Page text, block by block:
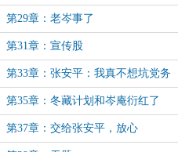
第29章：老岑事了
第31章：宣传股
第33章：张安平：我真不想坑党务
处啊（中）
第35章：冬藏计划和岑庵衍红了
第37章：交给张安平，放心